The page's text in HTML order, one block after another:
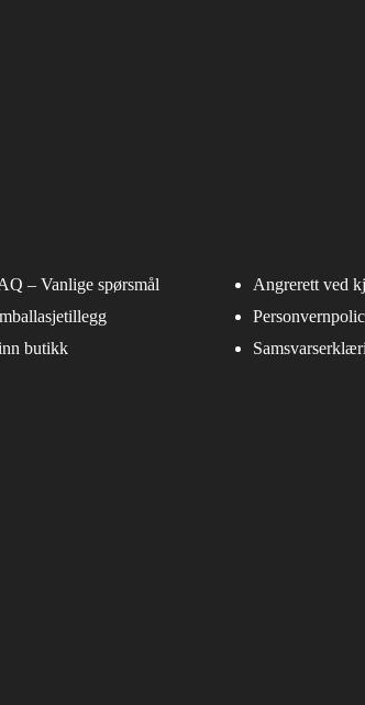
– Vanlige spørsmål Angrerett ved
butikk